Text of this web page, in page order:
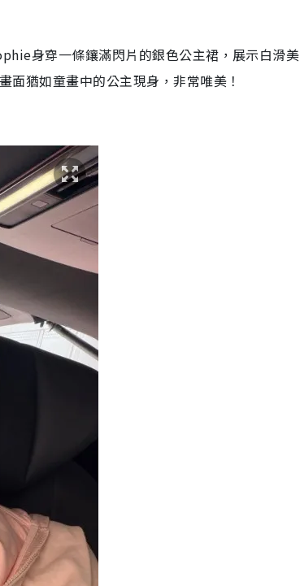
身穿一條鑲滿閃片的銀色公主裙，展示白滑美
面猶如童畫中的公主現身，非常唯美！